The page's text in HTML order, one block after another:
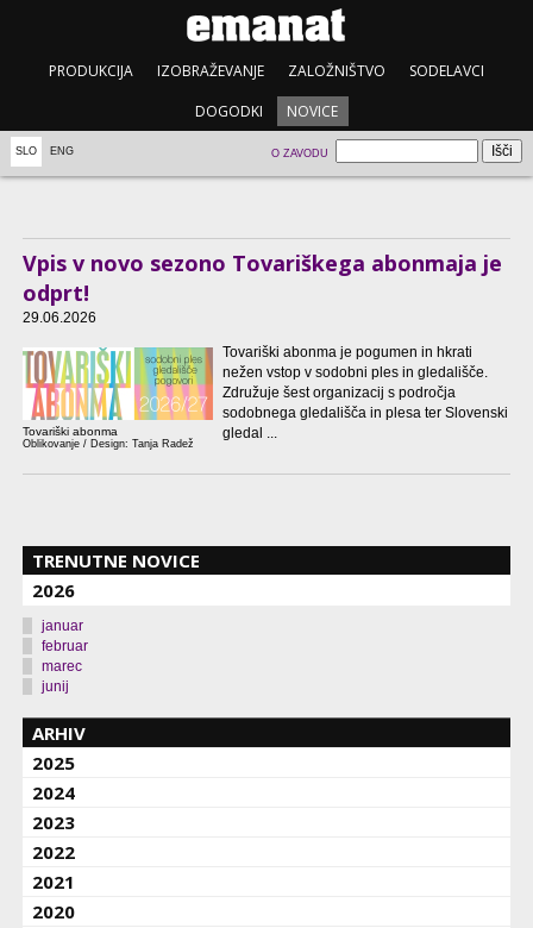
PRODUKCIJA IZOBRAŽEVANJE ZALOŽNIŠTVO SODELAVCI
DOGODKI NOVICE
SLO ENG O ZAVODU
Vpis v novo sezono Tovariškega abonmaja je
odprt!
29.06.2026
Tovariški abonma
Oblikovanje / Design: Tanja Radež
Tovariški abonma je pogumen in hkrati
nežen vstop v sodobni ples in gledališče.
Združuje šest organizacij s področja
sodobnega gledališča in plesa ter Slovenski
gledal ...
TRENUTNE NOVICE
2026
januar
februar
marec
junij
ARHIV
2025
2024
2023
2022
2021
2020